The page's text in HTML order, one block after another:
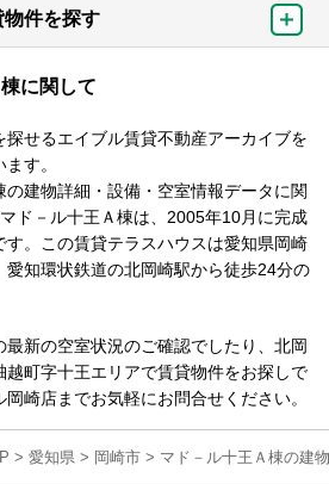
件を探す
に関して
せるエイブル賃貸不動産アーカイブを
す。
の建物詳細・設備・空室情報データに関
ド－ル十王Ａ棟は、2005年10月に完成
す。この賃貸テラスハウスは愛知県岡崎
知環状鉄道の北岡崎駅から徒歩24分の
最新の空室状況のご確認でしたり、北岡
町字十王エリアで賃貸物件をお探しで
崎店までお気軽にお問合せください。
> 愛知県 > 岡崎市 > マド－ル十王Ａ棟の建